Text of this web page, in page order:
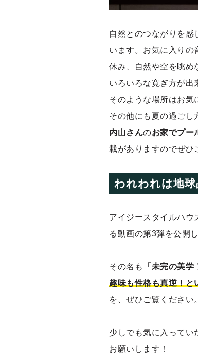
自然とのつながりを感
います。お気に入りの
休み、自然や空を眺め
いろいろな寛ぎ方が出
そのような場所はお気
その他にも夏の過ごし
内山さんのお家でプー
載がありますのでぜひ
われわれは地球
アイジースタイルハウ
る動画の第3弾を公開し
その名も 「 未完の美学
趣味も性格も真逆！と
を、ぜひご覧ください。
少しでも気に入ってい
お願いします！